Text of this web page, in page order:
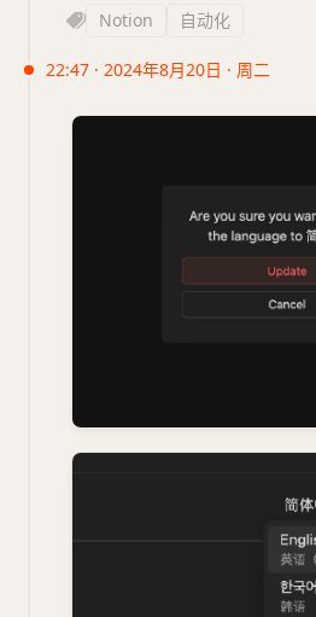
Notion 自动化
22:47 · 2024年8月20日 · 周二